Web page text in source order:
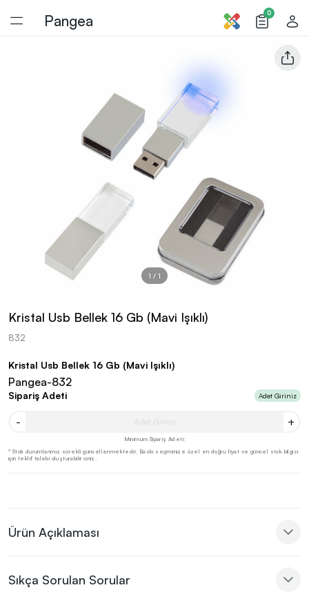
Pangea 0
Kristal Usb Bellek 16 Gb (Mavi Işıklı)
832
1 / 1
Kristal Usb Bellek 16 Gb (Mavi Işıklı)
Pangea-832
Sipariş Adeti Adet Giriniz
- +
Minimum Sipariş Adeti:
* Stok durumlarımız sürekli güncellenmektedir. Baskı seçiminize özel en doğru fiyat ve güncel stok bilgisi
için teklif talebi oluşturabilirsiniz.
Ürün Açıklaması
Sıkça Sorulan Sorular